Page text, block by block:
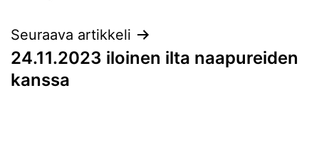
Seuraava artikkeli
24.11.2023 iloinen ilta naapureiden
kanssa